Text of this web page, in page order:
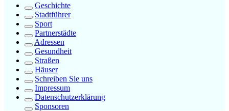
Geschichte
Stadtführer
Sport
Partnerstädte
Adressen
Gesundheit
Straßen
Häuser
Schreiben Sie uns
Impressum
Datenschutzerklärung
Sponsoren